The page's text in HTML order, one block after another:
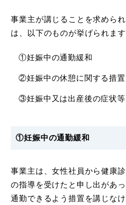
事業主が講じることを求めら
は、以下のものが挙げられます
①妊娠中の通勤緩和
②妊娠中の休憩に関する措置
③妊娠中又は出産後の症状
①妊娠中の通勤緩和
事業主は、女性社員から健康
の指導を受けたと申し出があ
通勤できるよう措置を講じなけ